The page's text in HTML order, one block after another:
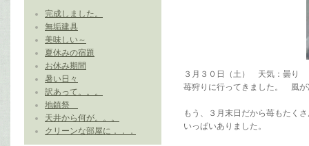
完成しました。
無垢建具
美味しい～
夏休みの宿題
お休み期間
暑い日々
訳あって。。。
地鎮祭
天井から何が。。。
クリーンな部屋に．．．
３月３０日（土） 天気：曇り
苺狩りに行ってきました。 風が
もう、３月末日だから苺もたく
いっぱいありました。